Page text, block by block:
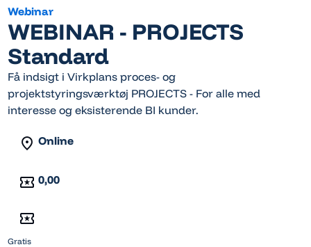
Webinar
WEBINAR - PROJECTS
Standard
Få indsigt i Virkplans proces- og
projektstyringsværktøj PROJECTS - For alle med
interesse og eksisterende BI kunder.
Online
0,00
Gratis